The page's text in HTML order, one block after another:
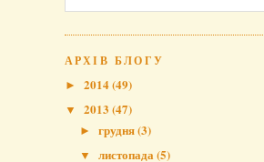
АРХІВ БЛОГУ
► 2014(49)
▼ 2013 (47)
► грудня(3)
▼ листопада (5)